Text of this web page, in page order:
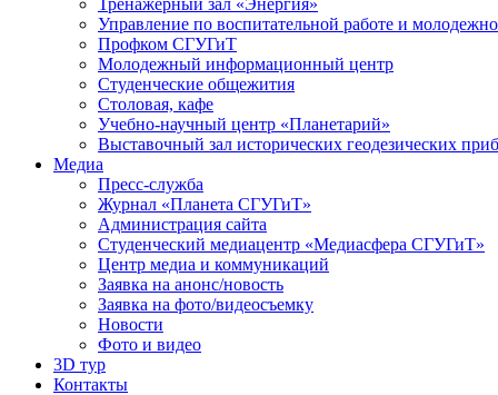
Тренажерный зал «Энергия»
Управление по воспитательной работе и
Профком СГУГиТ
Молодежный информационный центр
Студенческие общежития
Столовая, кафе
Учебно-научный центр «Планетарий»
Выставочный зал исторических геодезических
Медиа
Пресс-служба
Журнал «Планета СГУГиТ»
Администрация сайта
Студенческий медиацентр «Медиасфера СГУГиТ»
Центр медиа и коммуникаций
Заявка на анонс/новость
Заявка на фото/видеосъемку
Новости
Фото и видео
3D тур
Контакты